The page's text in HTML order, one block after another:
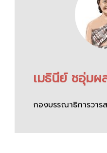
เมธินีย์ ชอุ่มผ
กองบรรณาธิการวาร